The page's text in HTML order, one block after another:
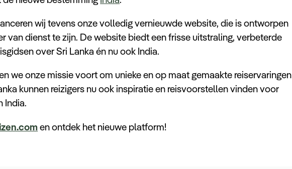
wij tevens onze volledig vernieuwde website, die is ontworpen
van dienst te zijn. De website biedt een frisse uitstraling, verbeterde
over Sri Lanka én nu ook India.
we onze missie voort om unieke en op maat gemaakte reiservaringen
kunnen reizigers nu ook inspiratie en reisvoorstellen vinden voor
India.
en ontdek het nieuwe platform!